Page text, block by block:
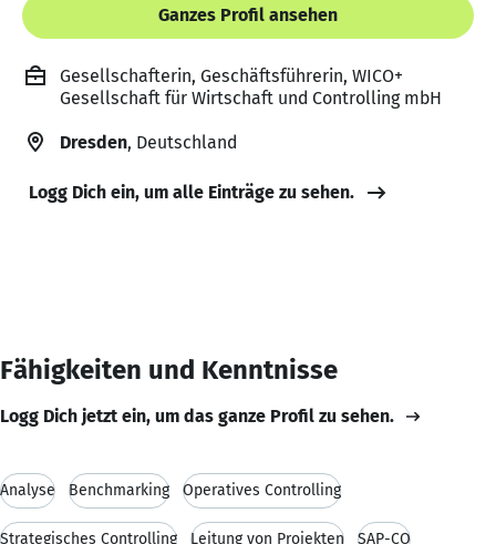
Ganzes Profil ansehen
Gesellschafterin, Geschäftsführerin, WICO+
Gesellschaft für Wirtschaft und Controlling mbH
Dresden, Deutschland
Logg Dich ein, um alle Einträge zu sehen.
Fähigkeiten und Kenntnisse
Logg Dich jetzt ein, um das ganze Profil zu sehen.
Analyse Benchmarking Operatives Controlling
Strategisches Controlling Leitung von Projekten SAP-CO